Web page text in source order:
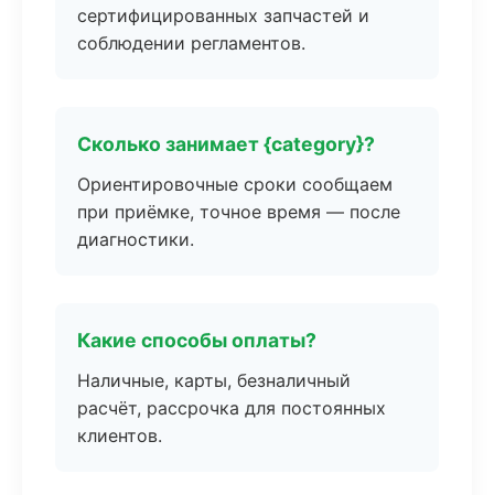
сертифицированных запчастей и
соблюдении регламентов.
Сколько занимает {category}?
Ориентировочные сроки сообщаем
при приёмке, точное время — после
диагностики.
Какие способы оплаты?
Наличные, карты, безналичный
расчёт, рассрочка для постоянных
клиентов.